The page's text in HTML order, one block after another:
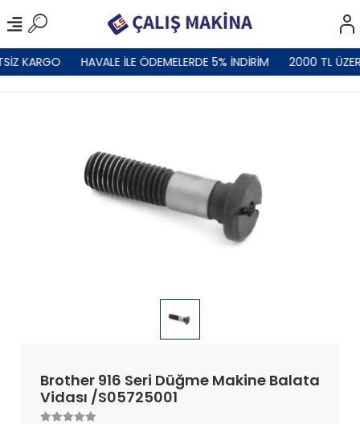
KARGO HAVALE İLE ÖDEMELERDE 5% İNDİRİM 2000 TL
Brother 916 Seri Düğme Makine Balata
Vidası /S05725001